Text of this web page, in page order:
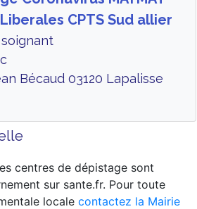
CPTS Sud allier
Bécaud 03120 Lapalisse
centres de dépistage sont
sur sante.fr. Pour toute
locale contactez la Mairie